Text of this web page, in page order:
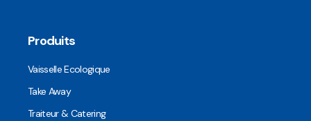
Produits
Vaisselle Ecologique
Take Away
Traiteur & Catering